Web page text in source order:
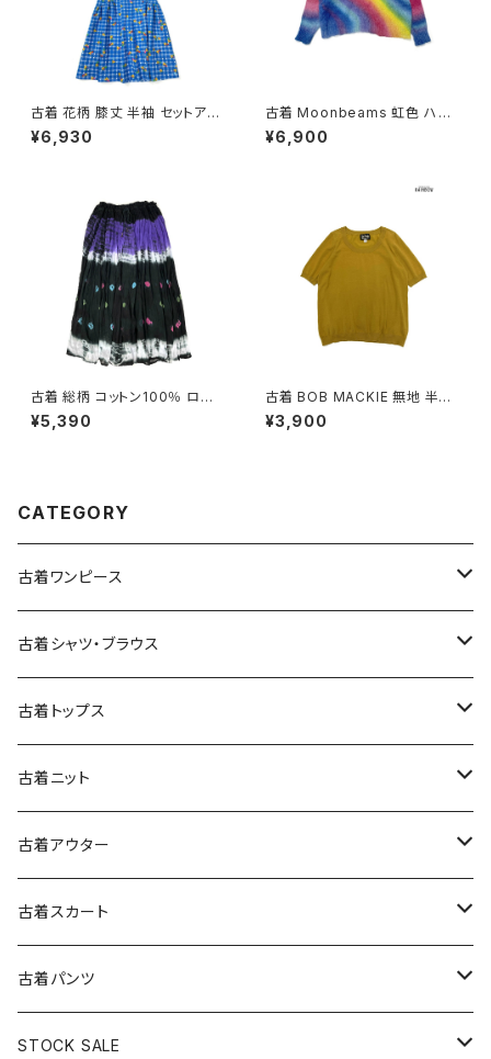
古着 花柄 膝丈 半袖 セットアッ
プ 青 (oa2607082)
¥6,930
古着 Moonbeams 虹色 ハイ
ネック 総柄 長袖 ニット セータ
ー カラフル 水色 (ttu2501051)
¥6,900
古着 総柄 コットン100％ ロン
グ丈 スカート 黒 紫 (ba26070
20)
¥5,390
古着 BOB MACKIE 無地 半袖
ニット マスタード 黄 (ttu25090
76)
¥3,900
CATEGORY
古着ワンピース
古着長袖ワンピース
古着半袖ワンピース
古着ノースリーブワンピース
古着キャミソールワンピース
古着ベアトップワンピース
古着オールインワン
古着オーバーオール
古着シャツ・ブラウス
古着長袖シャツ・ブラウス
古着半袖シャツ・ブラウス
古着ノースリーブシャツ・ブラウス
古着トップス
古着スウェット&パーカー
古着スウェット
古着パーカー
古着プルオーバー
古着長袖プルオーバー
古着半袖プルオーバー
古着Ｔシャツ
古着長袖Ｔシャツ
古着半袖Ｔシャツ
古着ベスト
古着キャミソール
古着ニット
古着セーター
古着カーディガン
古着半袖ニット
古着ニットアウター
古着アウター
古着ライトジャケット
古着ライトコート
古着ヘビージャケット
古着スカート
古着ロング丈スカート (丈76cm-)
古着膝丈スカート (丈56-75cm)
古着パンツ
古着ロング丈パンツ
STOCK SALE